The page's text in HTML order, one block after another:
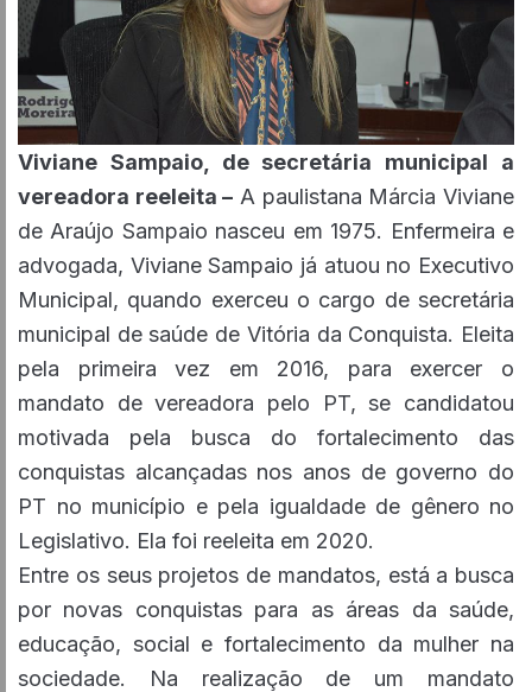
Viviane Sampaio, de secretária municipal a
vereadora reeleita – A paulistana Márcia Viviane
de Araújo Sampaio nasceu em 1975. Enfermeira e
advogada, Viviane Sampaio já atuou no Executivo
Municipal, quando exerceu o cargo de secretária
municipal de saúde de Vitória da Conquista. Eleita
pela primeira vez em 2016, para exercer o
mandato de vereadora pelo PT, se candidatou
motivada pela busca do fortalecimento das
conquistas alcançadas nos anos de governo do
PT no município e pela igualdade de gênero no
Legislativo. Ela foi reeleita em 2020.
Entre os seus projetos de mandatos, está a busca
por novas conquistas para as áreas da saúde,
educação, social e fortalecimento da mulher na
sociedade. Na realização de um mandato